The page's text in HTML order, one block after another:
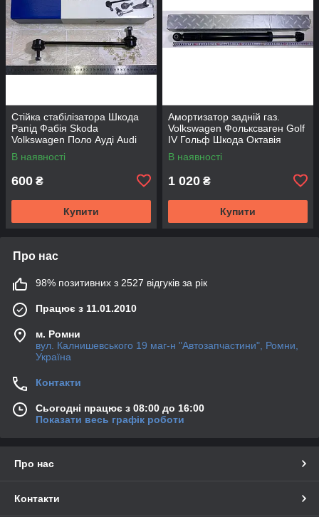
Стійка стабілізатора Шкода
Рапід Фабія Skoda
Volkswagen Поло Ауді Audi
Сіат Delphi
В наявності
600 ₴
Купити
Амортизатор задній газ.
Volkswagen Фольксваген Golf
IV Гольф Шкода Октавія
Skoda Octavia RIDER
В наявності
1 020 ₴
Купити
Про нас
98% позитивних з 2527 відгуків за рік
Працює з 11.01.2010
м. Ромни
вул. Калнишевського 19 маг-н "Автозапчастини", Ромни,
Україна
Контакти
Сьогодні працює з 08:00 до 16:00
Показати весь графік роботи
Про нас
Контакти